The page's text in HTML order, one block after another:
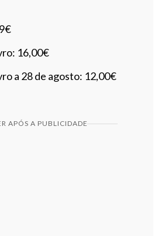
16,00€
a 28 de agosto: 12,00€
APÓS A PUBLICIDADE